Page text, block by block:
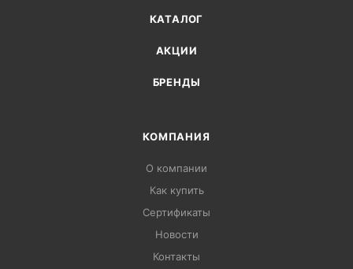
КАТАЛОГ
АКЦИИ
БРЕНДЫ
КОМПАНИЯ
О компании
Как купить
Сертификаты
Новости
Контакты